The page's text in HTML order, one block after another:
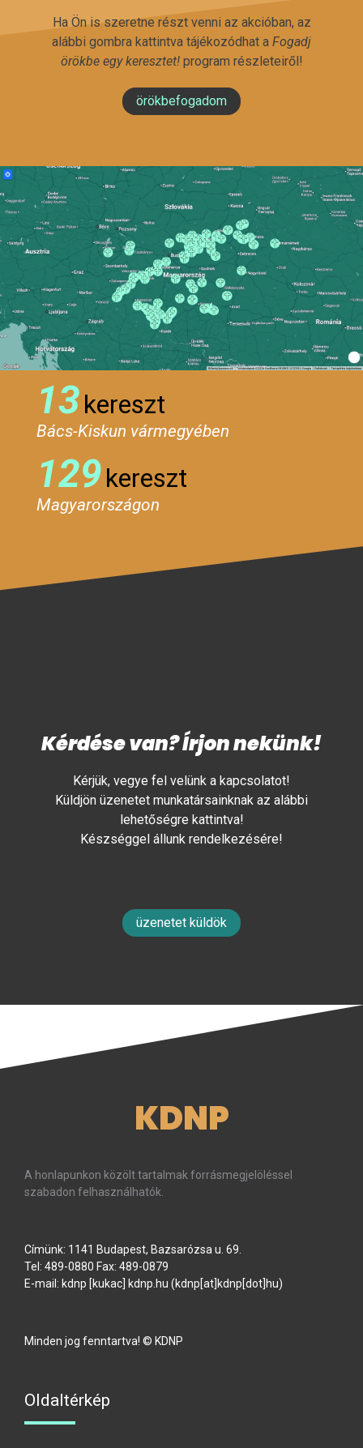
Ha Ön is szeretne részt venni az akcióban, az
alábbi gombra kattintva tájékozódhat a Fogadj
örökbe egy keresztet!program részleteiről!
örökbefogadom
13kereszt
Bács-Kiskun vármegyében
129kereszt
Magyarországon
Kérdése van? Írjon nekünk!
Kérjük, vegye fel velünk a kapcsolatot!
Küldjön üzenetet munkatársainknak az alábbi
lehetőségre kattintva!
Készséggel állunk rendelkezésére!
üzenetet küldök
KDNP
A honlapunkon közölt tartalmak forrásmegjelöléssel
szabadon felhasználhatók.
Címünk: 1141 Budapest, Bazsarózsa u. 69.
Tel: 489-0880 Fax: 489-0879
E-mail: kdnp [kukac] kdnp hu (kdnp[at]kdnp[dot]hu)
Minden jog fenntartva! © KDNP
Oldaltérkép